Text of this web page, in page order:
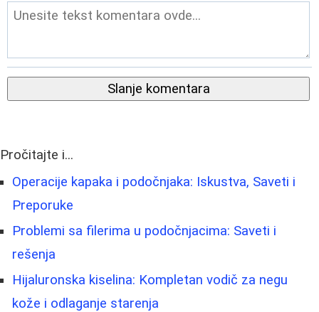
Slanje komentara
Pročitajte i...
Operacije kapaka i podočnjaka: Iskustva, Saveti i
Preporuke
Problemi sa filerima u podočnjacima: Saveti i
rešenja
Hijaluronska kiselina: Kompletan vodič za negu
kože i odlaganje starenja